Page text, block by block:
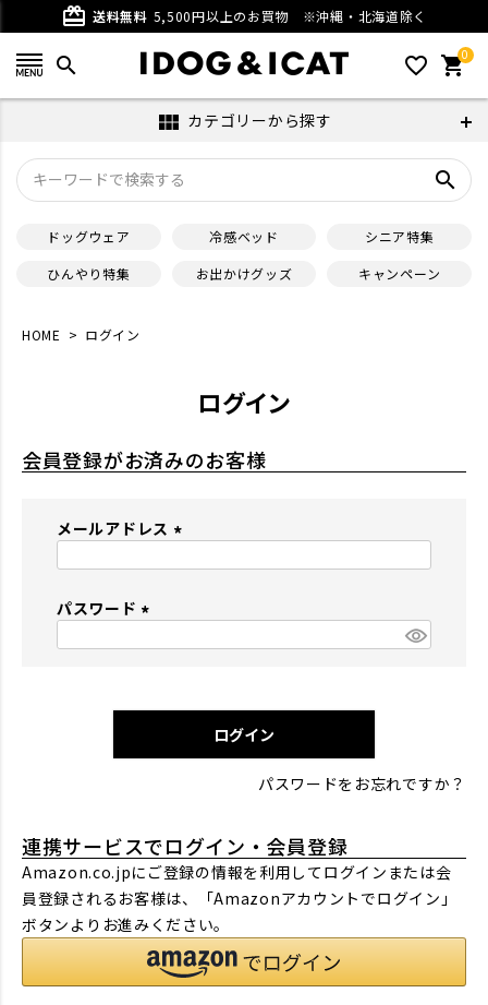
card_giftcard 送料無料 5,500円以上のお買物 ※沖縄・北海道除く
search favorite_outline 0
shopping_cart
view_module カテゴリーから探す
search
ドッグウェア 冷感ベッド
シニア特集
ひんやり特集
お出かけグッズ キャンペーン
HOME ログイン
ログイン
会員登録がお済みのお客様
メールアドレス
パスワード
)
ログイン
パスワードをお忘れですか？
連携サービスでログイン・会員登録
Amazon.co.jpにご登録の情報を利用してログインまたは会
員登録されるお客様は、「Amazonアカウントでログイン」
ボタンよりお進みください。